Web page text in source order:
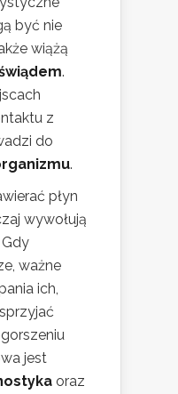
być nie
wiążą
.
z
do
.
płyn
wywołują
Gdy
ważne
ich,
jest
oraz